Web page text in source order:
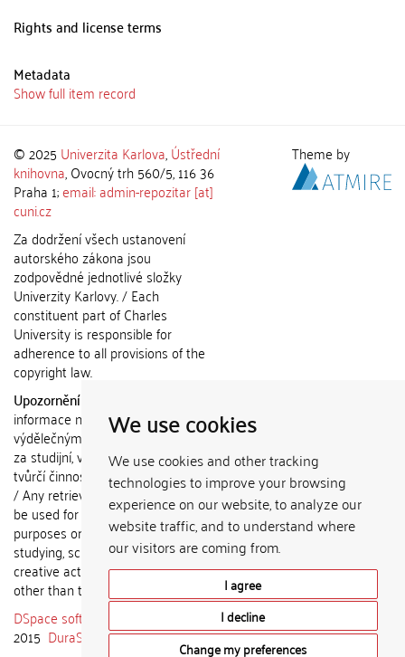
We use cookies
We use cookies and other tracking
technologies to improve your browsing
experience on our website, to analyze our
website traffic, and to understand where
our visitors are coming from.
I agree
I decline
Change my preferences
Rights and license terms
Metadata
Show full item record
© 2025 Univerzita Karlova,Ústřední
knihovna, Ovocný trh 560/5, 116 36
Praha 1;email: admin-repozitar [at]
cuni.cz
Za dodržení všech ustanovení
autorského zákona jsou
zodpovědné jednotlivé složky
Univerzity Karlovy. / Each
constituent part of Charles
University is responsible for
adherence to all provisions of the
copyright law.
Upozornění / Notice:
informace nemohou být použity k
výdělečným účelům nebo vydávány
za studijní, vědeckou nebo jinou
tvůrčí činnost jiné osoby než autora.
/ Any retrieved information shall not
be used for any commercial
purposes or claimed as results of
studying, scientific or any other
creative activities of any person
other than the author.
DSpace software
2015 DuraSpace
Theme by